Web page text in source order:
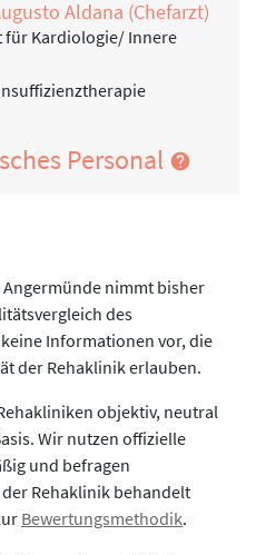
Aldana (Chefarzt)
für Kardiologie/ Innere
Personal
Angermünde nimmt bisher
des
keine Informationen vor, die
der Rehaklinik erlauben.
objektiv, neutral
Wir nutzen offizielle
und befragen
Rehaklinik behandelt
Bewertungsmethodik.